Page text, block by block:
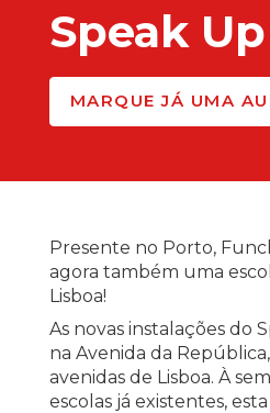
Speak
MARQUE JÁ UMA
Presente no Porto,
agora também uma
Lisboa!
As novas instalações do
na Avenida da
avenidas de Lisboa. À
escolas já existentes,